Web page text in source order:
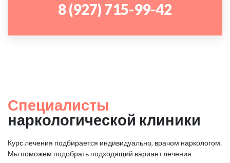
8 (927) 715-99-42
Специалисты
наркологической клиники
Курс лечения подбирается индивидуально, врачом наркологом.
Мы поможем подобрать подходящий вариант лечения